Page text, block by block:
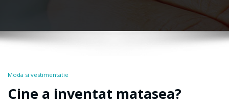
Moda si vestimentatie
Cine a inventat matasea?